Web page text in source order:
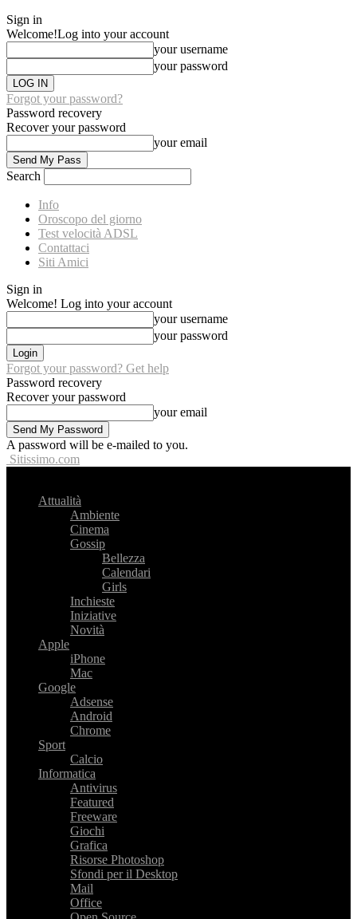
Sign in
Welcome!Log into your account
your username
your password
Forgot your password?
Password recovery
Recover your password
your email
Search
Info
Oroscopo del giorno
Test velocità ADSL
Contattaci
Siti Amici
Sign in
Welcome! Log into your account
your username
your password
Forgot your password? Get help
Password recovery
Recover your password
your email
A password will be e-mailed to you.
Sitissimo.com
Attualità
Ambiente
Cinema
Gossip
Bellezza
Calendari
Girls
Inchieste
Iniziative
Novità
Apple
iPhone
Mac
Google
Adsense
Android
Chrome
Sport
Calcio
Informatica
Antivirus
Featured
Freeware
Giochi
Grafica
Risorse Photoshop
Sfondi per il Desktop
Mail
Office